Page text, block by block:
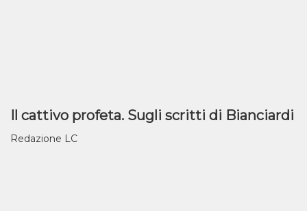
Il cattivo profeta. Sugli scritti di Bianciardi
Redazione LC